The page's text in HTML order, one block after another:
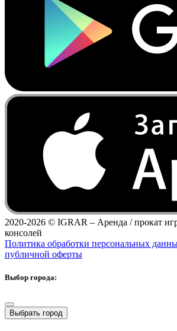
2020-2026 © IGRAR – Аренда / прокат
консолей
Политика обработки персональных
публичной оферты
Выбор города:
Выбрать город